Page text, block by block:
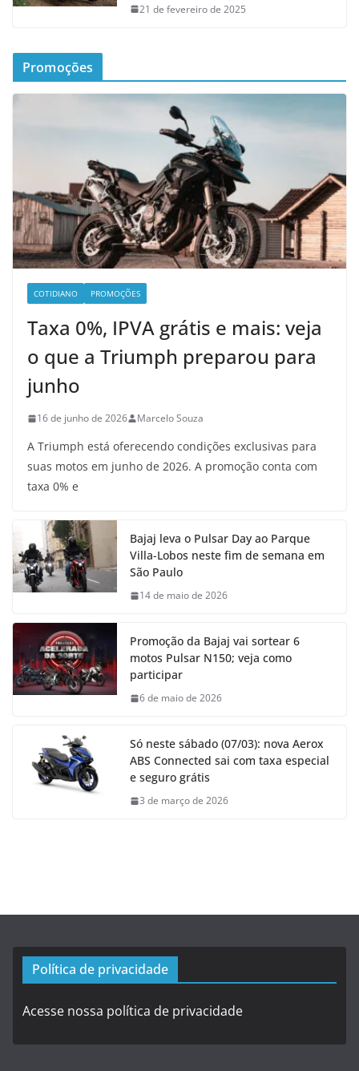
21 de fevereiro de 2025
Promoções
COTIDIANO PROMOÇÕES
Taxa 0%, IPVA grátis e mais: veja
o que a Triumph preparou para
junho
16 de junho de 2026 Marcelo Souza
A Triumph está oferecendo condições exclusivas para
suas motos em junho de 2026. A promoção conta com
taxa 0% e
Bajaj leva o Pulsar Day ao Parque
Villa-Lobos neste fim de semana em
São Paulo
14 de maio de 2026
Promoção da Bajaj vai sortear 6
motos Pulsar N150; veja como
participar
6 de maio de 2026
Só neste sábado (07/03): nova Aerox
ABS Connected sai com taxa especial
e seguro grátis
3 de março de 2026
Política de privacidade
Acesse nossa política de privacidade